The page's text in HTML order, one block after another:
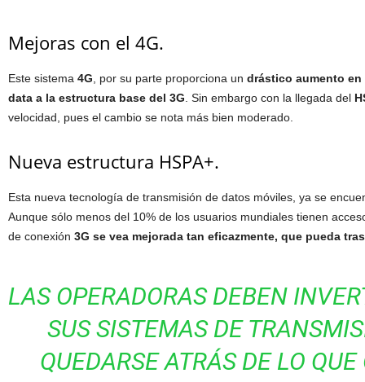
Mejoras con el 4G.
Este sistema 4G, por su parte proporciona un drástico aumento
data a la estructura base del 3G. Sin embargo con la llegada del
velocidad, pues el cambio se nota más bien moderado.
Nueva estructura HSPA+.
Esta nueva tecnología de transmisión de datos móviles, ya se
Aunque sólo menos del 10% de los usuarios mundiales tienen
de conexión 3G se vea mejorada tan eficazmente, que pueda
LAS OPERADORAS DEBEN
SUS SISTEMAS DE
QUEDARSE ATRÁS DE LO